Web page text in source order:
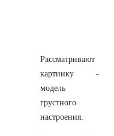
Рассматривают
картинку -
модель
грустного
настроения.